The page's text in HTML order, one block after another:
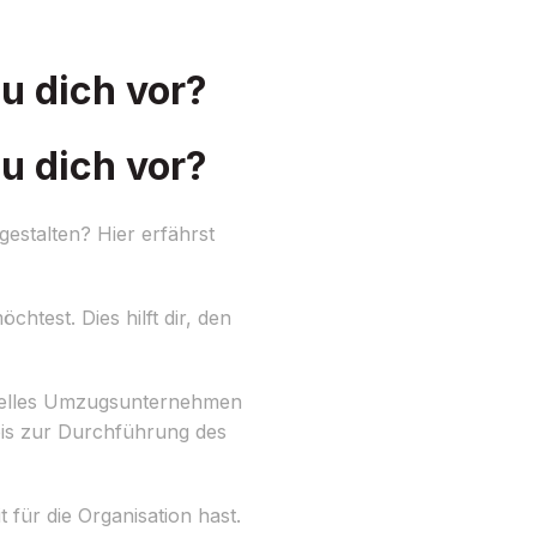
dich vor?
dich vor?
Hier erfährst
Dies hilft dir, den
Umzugsunternehmen
zur Durchführung des
für die Organisation hast.